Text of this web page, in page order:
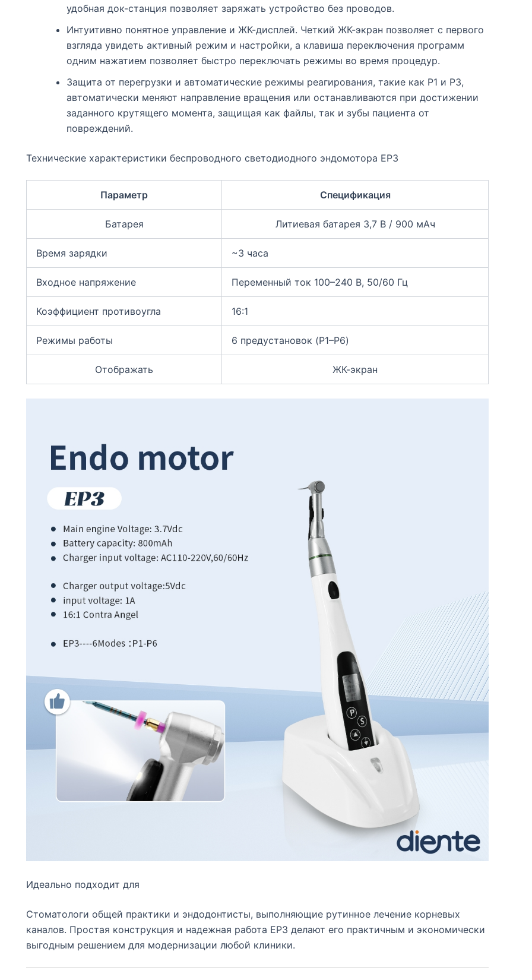
удобная док-станция позволяет заряжать устройство без проводов.
Интуитивно понятное управление и ЖК-дисплей. Четкий ЖК-экран позволяет с первого
взгляда увидеть активный режим и настройки, а клавиша переключения программ
одним нажатием позволяет быстро переключать режимы во время процедур.
Защита от перегрузки и автоматические режимы реагирования, такие как P1 и P3,
автоматически меняют направление вращения или останавливаются при достижении
заданного крутящего момента, защищая как файлы, так и зубы пациента от
повреждений.
Технические характеристики беспроводного светодиодного эндомотора EP3
Параметр Спецификация
Батарея Литиевая батарея 3,7 В / 900 мАч
Время зарядки ~3 часа
Входное напряжение Переменный ток 100–240 В, 50/60 Гц
Коэффициент противоугла 16:1
Режимы работы 6 предустановок (P1–P6)
Отображать ЖК-экран
Идеально подходит для
Стоматологи общей практики и эндодонтисты, выполняющие рутинное лечение корневых
каналов. Простая конструкция и надежная работа EP3 делают его практичным и экономически
выгодным решением для модернизации любой клиники.